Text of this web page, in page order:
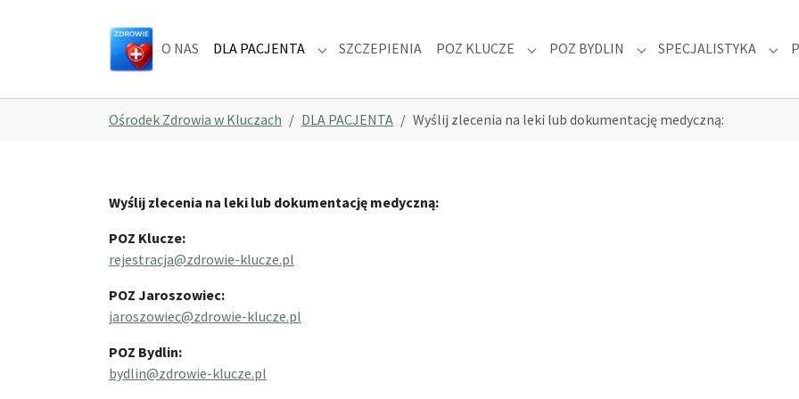
O NAS DLA PACJENTA Submenu for "DLA PACJENTA"
SZCZEPIENIA POZ KLUCZE Submenu for "POZ KLUCZE"
POZ BYDLIN Submenu for "POZ
SPECJALISTYKA
Ośrodek Zdrowia w Kluczach DLA PACJENTA Wyślij zlecenia na leki lub dokumentację medyczną:
Wyślij zlecenia na leki lub dokumentację medyczną:
POZ Klucze:
rejestracja@zdrowie-klucze.pl
POZ Jaroszowiec:
jaroszowiec@zdrowie-klucze.pl
POZ Bydlin:
bydlin@zdrowie-klucze.pl